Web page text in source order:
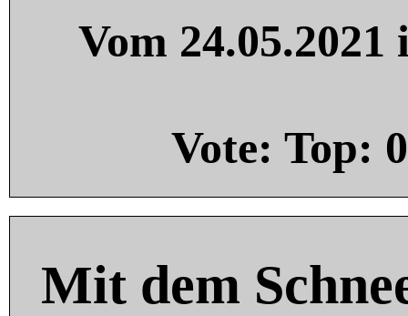
Vom
Vote: Top: 0
Mit dem